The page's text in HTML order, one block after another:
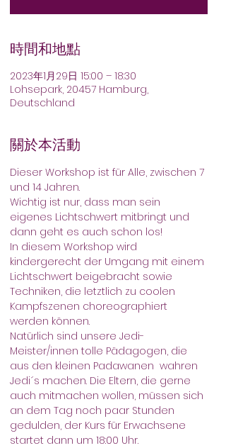
時間和地點
2023年1月29日 15:00 – 18:30
Lohsepark, 20457 Hamburg,
Deutschland
關於本活動
Dieser Workshop ist für Alle, zwischen 7
und 14 Jahren.
Wichtig ist nur, dass man sein
eigenes Lichtschwert mitbringt und
dann geht es auch schon los!
In diesem Workshop wird
kindergerecht der Umgang mit einem
Lichtschwert beigebracht sowie
Techniken, die letztlich zu coolen
Kampfszenen choreographiert
werden können.
Natürlich sind unsere Jedi-
Meister/innen tolle Pädagogen, die
aus den kleinen Padawanen  wahren
Jedi´s machen. Die Eltern, die gerne
auch mitmachen wollen, müssen sich
an dem Tag noch paar Stunden
gedulden, der Kurs für Erwachsene
startet dann um 18:00 Uhr.